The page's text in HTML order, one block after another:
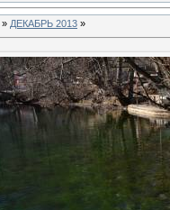
» ДЕКАБРЬ 2013 »